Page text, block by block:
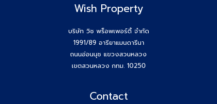
Wish Property
บริษัท วิช พร็อพเพอร์ตี้ จำกัด
1991/89 อารียาแมนดารีนา
ถนนอ่อนนุช แขวงสวนหลวง
เขตสวนหลวง กทม. 10250
Contact